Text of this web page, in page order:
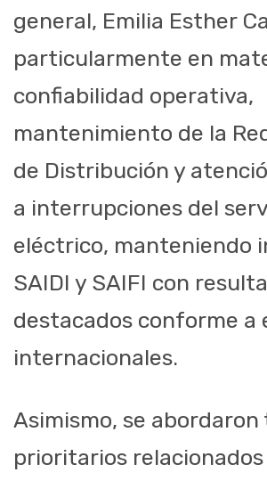
general, Emilia Esther
particularmente en
confiabilidad operativa,
mantenimiento de la
de Distribución y
a interrupciones del
eléctrico, manteniendo
SAIDI y SAIFI con
destacados conforme a
internacionales.
Asimismo, se abordaron
prioritarios relacionados